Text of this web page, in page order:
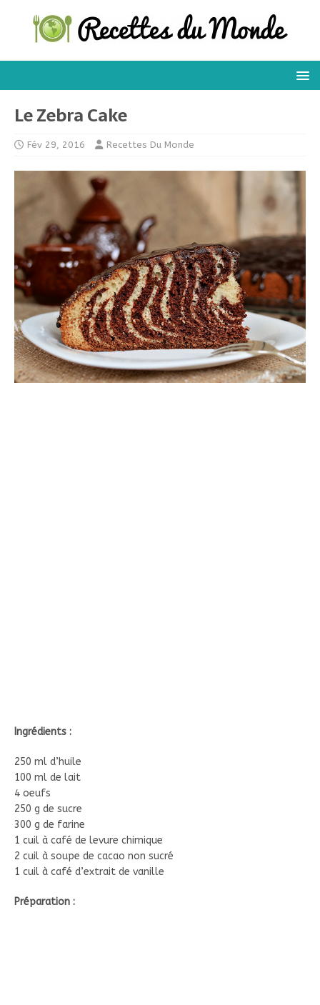
Le Zebra Cake
Fév 29, 2016 Recettes Du Monde
Ingrédients :
250 ml d’huile
100 ml de lait
4 oeufs
250 g de sucre
300 g de farine
1 cuil à café de levure chimique
2 cuil à soupe de cacao non sucré
1 cuil à café d’extrait de vanille
Préparation :